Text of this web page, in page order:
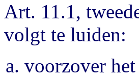
Art. 11.1,
volgt te luiden:
voorzover het